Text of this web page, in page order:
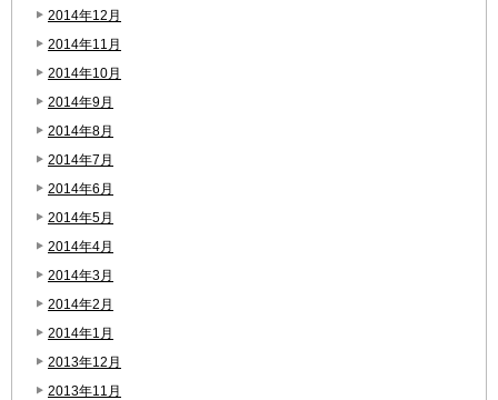
2014年12月
2014年11月
2014年10月
2014年9月
2014年8月
2014年7月
2014年6月
2014年5月
2014年4月
2014年3月
2014年2月
2014年1月
2013年12月
2013年11月